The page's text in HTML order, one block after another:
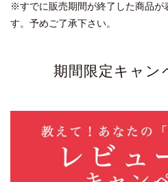
※すでに販売期間が終了した商品が
す。予めご了承下さい。
期間限定キャン